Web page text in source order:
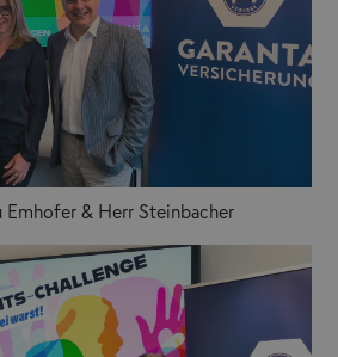
Emhofer & Herr Steinbacher